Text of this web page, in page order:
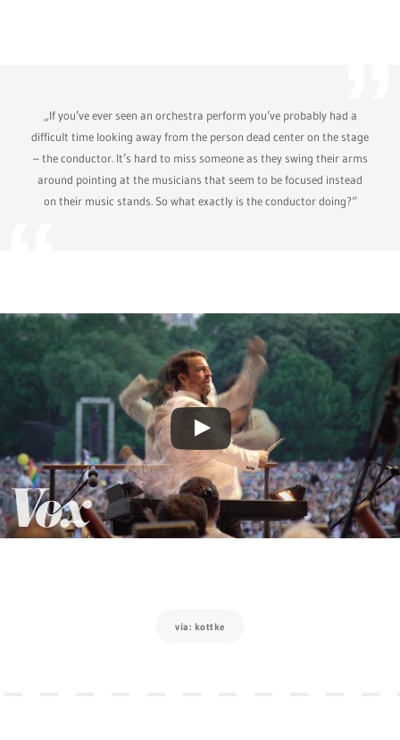
„If you’ve ever seen an orchestra perform you’ve probably had a
difficult time looking away from the person dead center on the stage
– the conductor. It’s hard to miss someone as they swing their arms
around pointing at the musicians that seem to be focused instead
on their music stands. So what exactly is the conductor doing?“
via: kottke